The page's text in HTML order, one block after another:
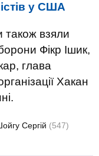
у США
також взяли
Фікр Ішик,
глава
Хакан
Сергій (547)